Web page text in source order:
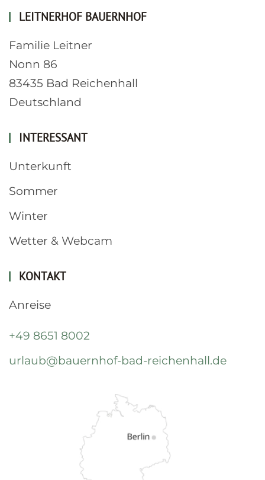
LEITNERHOF BAUERNHOF
Familie Leitner
Nonn 86
83435 Bad Reichenhall
Deutschland
INTERESSANT
Unterkunft
Sommer
Winter
Wetter & Webcam
KONTAKT
Anreise
+49 8651 8002
urlaub@bauernhof-bad-reichenhall.de